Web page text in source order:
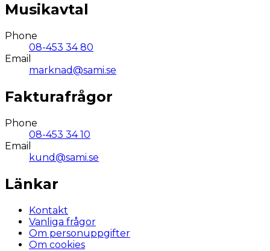
Musikavtal
Phone
08-453 34 80
Email
marknad@sami.se
Fakturafrågor
Phone
08-453 34 10
Email
kund@sami.se
Länkar
Kontakt
Vanliga frågor
Om personuppgifter
Om cookies